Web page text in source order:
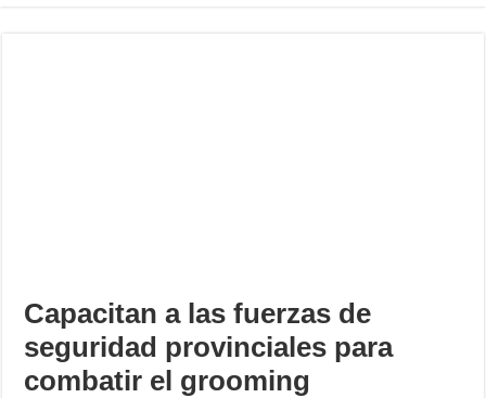
Capacitan a las fuerzas de
seguridad provinciales para
combatir el grooming